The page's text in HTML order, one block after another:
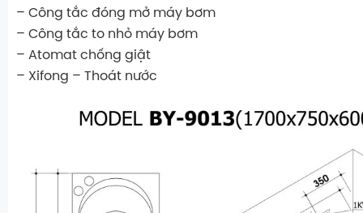
– Công tắc đóng mở máy bơm
– Công tắc to nhỏ máy bơm
– Atomat chống giật
– Xifong – Thoát nước